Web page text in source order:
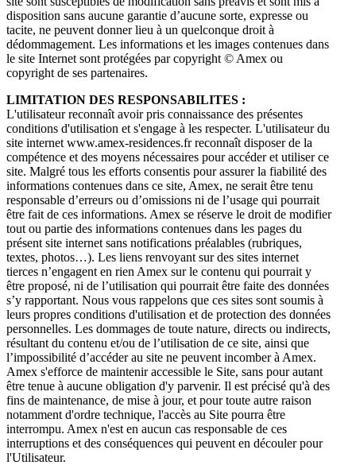
disposition sans aucune garantie d’aucune sorte, expresse ou
tacite, ne peuvent donner lieu à un quelconque droit à
dédommagement. Les informations et les images contenues dans
le site Internet sont protégées par copyright © Amex ou
copyright de ses partenaires.
LIMITATION DES RESPONSABILITES :
L'utilisateur reconnaît avoir pris connaissance des présentes
conditions d'utilisation et s'engage à les respecter. L'utilisateur du
site internet www.amex-residences.fr reconnaît disposer de la
compétence et des moyens nécessaires pour accéder et utiliser ce
site. Malgré tous les efforts consentis pour assurer la fiabilité des
informations contenues dans ce site, Amex, ne serait être tenu
responsable d’erreurs ou d’omissions ni de l’usage qui pourrait
être fait de ces informations. Amex se réserve le droit de modifier
tout ou partie des informations contenues dans les pages du
présent site internet sans notifications préalables (rubriques,
textes, photos…). Les liens renvoyant sur des sites internet
tierces n’engagent en rien Amex sur le contenu qui pourrait y
être proposé, ni de l’utilisation qui pourrait être faite des données
s’y rapportant. Nous vous rappelons que ces sites sont soumis à
leurs propres conditions d'utilisation et de protection des données
personnelles. Les dommages de toute nature, directs ou indirects,
résultant du contenu et/ou de l’utilisation de ce site, ainsi que
l’impossibilité d’accéder au site ne peuvent incomber à Amex.
Amex s'efforce de maintenir accessible le Site, sans pour autant
être tenue à aucune obligation d'y parvenir. Il est précisé qu'à des
fins de maintenance, de mise à jour, et pour toute autre raison
notamment d'ordre technique, l'accès au Site pourra être
interrompu. Amex n'est en aucun cas responsable de ces
interruptions et des conséquences qui peuvent en découler pour
l'Utilisateur.